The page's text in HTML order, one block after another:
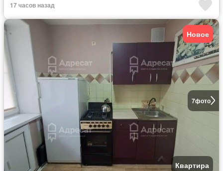
17 часов назад
7фото
Новое
Квартира